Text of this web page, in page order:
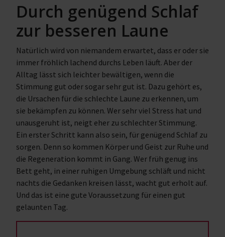
Durch genügend Schlaf
zur besseren Laune
Natürlich wird von niemandem erwartet, dass er oder sie
immer fröhlich lachend durchs Leben läuft. Aber der
Alltag lässt sich leichter bewältigen, wenn die
Stimmung gut oder sogar sehr gut ist. Dazu gehört es,
die Ursachen für die schlechte Laune zu erkennen, um
sie bekämpfen zu können. Wer sehr viel Stress hat und
unausgeruht ist, neigt eher zu schlechter Stimmung.
Ein erster Schritt kann also sein, für genügend Schlaf zu
sorgen. Denn so kommen Körper und Geist zur Ruhe und
die Regeneration kommt in Gang. Wer früh genug ins
Bett geht, in einer ruhigen Umgebung schläft und nicht
nachts die Gedanken kreisen lässt, wacht gut erholt auf.
Und das ist eine gute Voraussetzung für einen gut
gelaunten Tag.